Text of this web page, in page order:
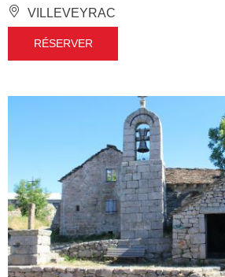
VILLEVEYRAC
RÉSERVER